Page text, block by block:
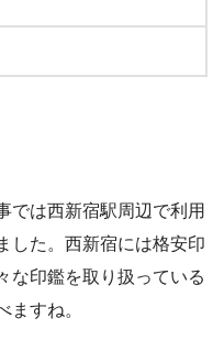
では西新宿駅周辺で利用
した。西新宿には格安印
な印鑑を取り扱っている
ますね。